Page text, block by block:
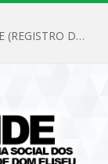
PREGÃO ELETRÔNICO Nº 02/2026-IPSEMDE (REGISTRO DE PREÇOS PARA FUTURA E EVENTUAL AQUISIÇÃO DE MATERIAL DE LIMPEZA E GÊNEROS ALIMENTÍCIOS PARA ATENDER AS NECESSIDADES DO INSTITUTO DE PREVIDÊNCIA SOCIAL DOS SERVIDORES MUNICIPAIS DE DOM ELISEU.)